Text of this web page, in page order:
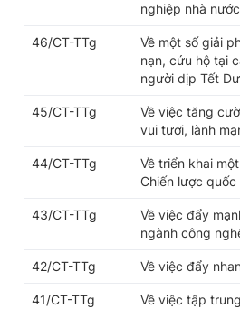
nghiệp nhà nước
46/CT-TTg
Về một số giải
nạn, cứu hộ tại
người dịp Tết
45/CT-TTg
Về việc tăng
vui tươi, lành
44/CT-TTg
Về triển khai
Chiến lược
43/CT-TTg
Về việc đẩy
ngành công
42/CT-TTg Về việc đẩy
41/CT-TTg
Về việc tập